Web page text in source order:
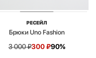
РЕСЕЙЛ
Брюки Uno Fashion
3 000₽300₽90%